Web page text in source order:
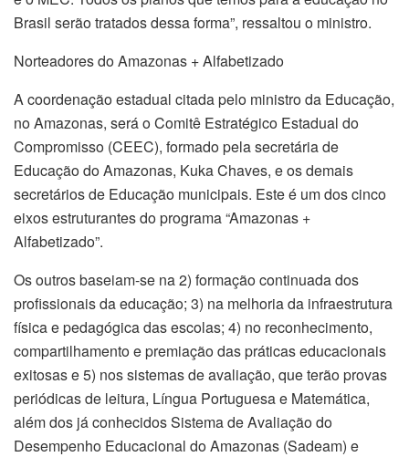
Brasil serão tratados dessa forma”, ressaltou o ministro.
Norteadores do Amazonas + Alfabetizado
A coordenação estadual citada pelo ministro da Educação,
no Amazonas, será o Comitê Estratégico Estadual do
Compromisso (CEEC), formado pela secretária de
Educação do Amazonas, Kuka Chaves, e os demais
secretários de Educação municipais. Este é um dos cinco
eixos estruturantes do programa “Amazonas +
Alfabetizado”.
Os outros baseiam-se na 2) formação continuada dos
profissionais da educação; 3) na melhoria da infraestrutura
física e pedagógica das escolas; 4) no reconhecimento,
compartilhamento e premiação das práticas educacionais
exitosas e 5) nos sistemas de avaliação, que terão provas
periódicas de leitura, Língua Portuguesa e Matemática,
além dos já conhecidos Sistema de Avaliação do
Desempenho Educacional do Amazonas (Sadeam) e